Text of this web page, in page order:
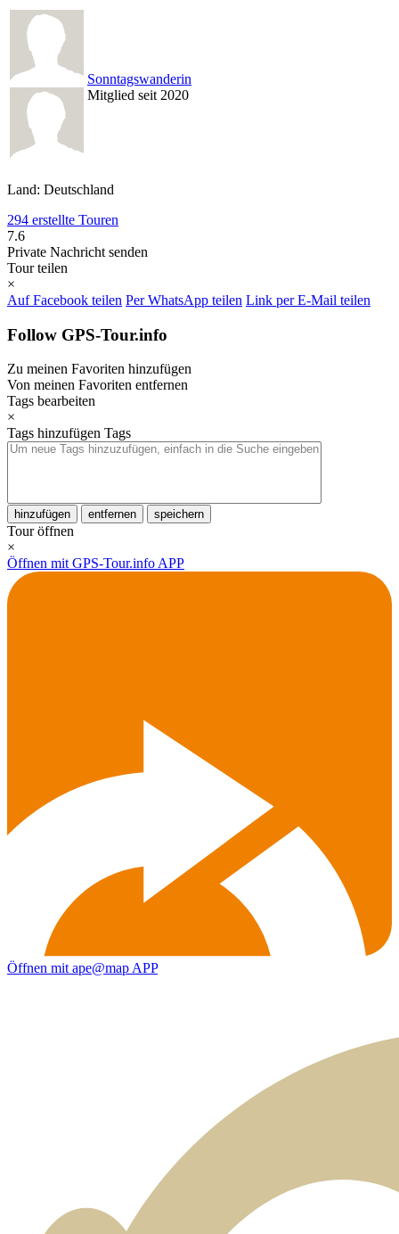
Sonntagswanderin
Mitglied seit 2020
Land: Deutschland
294 erstellte Touren
7.6
Private Nachricht senden
Tour teilen
×
Auf Facebook teilen Per WhatsApp teilen Link per E-Mail teilen
Follow GPS-Tour.info
Zu meinen Favoriten hinzufügen
Von meinen Favoriten entfernen
Tags bearbeiten
×
Tags hinzufügen Tags
hinzufügen entfernen speichern
Tour öffnen
×
Öffnen mit GPS-Tour.info APP
Öffnen mit ape@map APP